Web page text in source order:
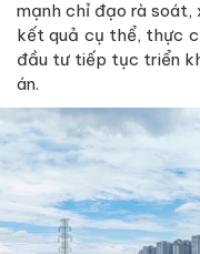
mạnh chỉ đạo rà soát,
kết quả cụ thể, thực
đầu tư tiếp tục triển
án.